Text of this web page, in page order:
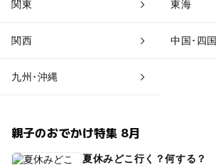
関東 東海
関西 中国･四国
九州･沖縄
親子のおでかけ特集 8月
夏休みどこ行く？何する？